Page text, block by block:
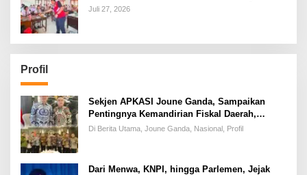
Manado Soal Bahaya Listrik
Juli 27, 2026
Profil
Sekjen APKASI Joune Ganda, Sampaikan
Pentingnya Kemandirian Fiskal Daerah,
Dihadapan Pimpinan DPR-RI
Di Berita Utama, Joune Ganda, Nasional, Profil
Dari Menwa, KNPI, hingga Parlemen, Jejak